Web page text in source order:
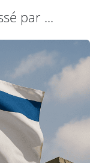
par ...